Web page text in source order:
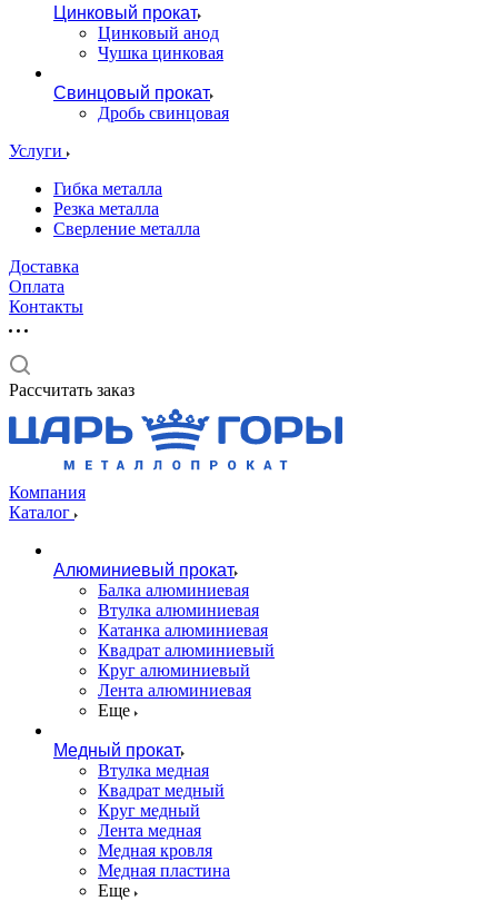
Цинковый прокат
Цинковый анод
Чушка цинковая
Свинцовый прокат
Дробь свинцовая
Услуги
Гибка металла
Резка металла
Сверление металла
Доставка
Оплата
Контакты
Рассчитать заказ
Компания
Каталог
Алюминиевый прокат
Балка алюминиевая
Втулка алюминиевая
Катанка алюминиевая
Квадрат алюминиевый
Круг алюминиевый
Лента алюминиевая
Еще
Медный прокат
Втулка медная
Квадрат медный
Круг медный
Лента медная
Медная кровля
Медная пластина
Еще